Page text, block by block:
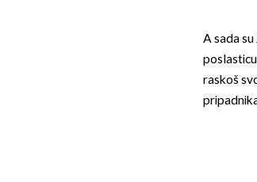
A sada
raskoš